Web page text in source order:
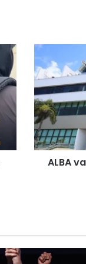
A
B
A
v
a
i
d
e
e
M
P
ALBA